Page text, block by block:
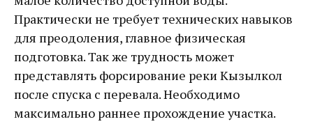
Практически не требует технических навыков
для преодоления, главное физическая
подготовка. Так же трудность может
представлять форсирование реки Кызылкол
после спуска с перевала. Необходимо
максимально раннее прохождение участка.